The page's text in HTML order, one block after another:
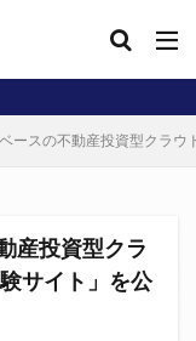
ースの不動産投資型クラ
産投資型クラ
サイト」を公
ー動画